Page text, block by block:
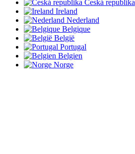
Česká republika
Ireland
Nederland
Belgique
België
Portugal
Belgien
Norge